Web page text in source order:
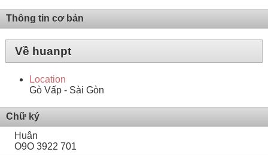
Thông tin cơ bản
Về huanpt
Location
Gò Vấp - Sài Gòn
Chữ ký
Huân
O9O 3922 701